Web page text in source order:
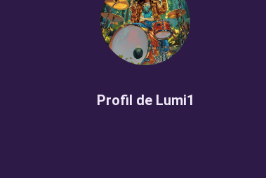
Profil de Lumi1